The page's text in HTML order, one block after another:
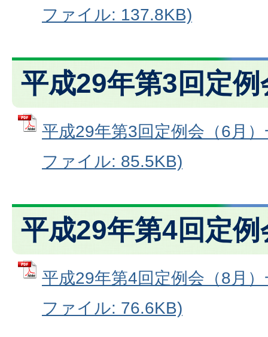
ファイル: 137.8KB)
平成29年第3回定
平成29年第3回定例会（6月
ファイル: 85.5KB)
平成29年第4回定
平成29年第4回定例会（8月
ファイル: 76.6KB)